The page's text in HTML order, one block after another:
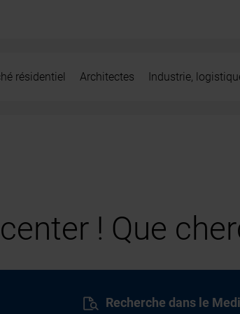
résidentiel Architectes Industrie,
! Que
Recherche dans le